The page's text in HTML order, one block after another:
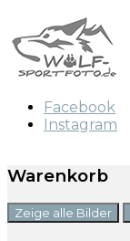
Facebook
Instagram
Warenkorb
Zeige alle Bilder